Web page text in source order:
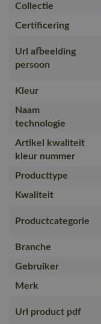
Collectie
Certificering
Url afbeelding
persoon
Kleur
Naam
technologie
Artikel kwaliteit
kleur nummer
Producttype
Kwaliteit
Productcategorie
Branche
Gebruiker
Merk
Url product pdf